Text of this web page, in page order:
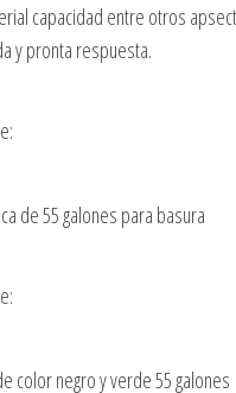
capacidad entre otros
y pronta respuesta.
de 55 galones para basura
color negro y verde 55 galones